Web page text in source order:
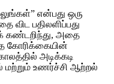
என்பது ஒரு
விட பதிலளிப்பது
கண்டறிந்து, அதை
கோரிக்கையின்
அடிக்கடி
மற்றும் உணர்ச்சி ஆற்றல்